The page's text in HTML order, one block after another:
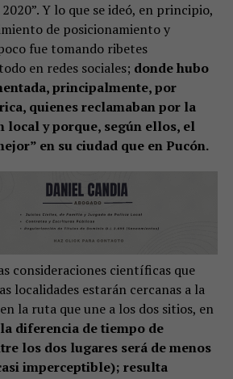
Y lo que se ideó, en principio,
de posicionamiento y
fue tomando ribetes
en redes sociales; donde hubo
principalmente, por
quienes reclamaban por la
local y porque, según ellos, el
en su ciudad que en Pucón.
consideraciones científicas que
localidades estarán cercanas a la
la ruta que une a los dos sitios, en
diferencia de tiempo de
los dos lugares será de menos
imperceptible); resulta